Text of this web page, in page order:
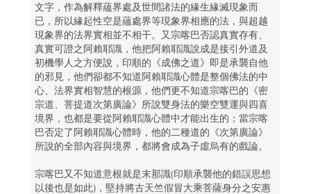
文字，作為解釋蘊界處及世間諸法的緣生緣滅現象而
已，所以緣起性空是蘊處界等現象界相應的法，與超越
現象界的法界實相並不相干。又宗喀巴否認真實存有、
真實可證之阿賴耶識，他把阿賴耶識說成是接引外道及
初機學人之方便說，印順的《成佛之道》即是承襲自他
的邪見，他們卻都不知道阿賴耶識心體是整個佛法的中
心、法界實相智慧的根源，他們更不知道宗喀巴的《密
宗道、菩提道次第廣論》所說雙身法的樂空雙運與四喜
境界，也都是要從阿賴耶識心體中才能出生的；當宗喀
巴否定了阿賴耶識心體時，他的二種道的《次第廣論》
所說的全部內容與境界，都將會成為子虛烏有的戲論。
宗喀巴又不知道意根就是末那識(印順承襲他的錯誤思想
以後也是如此)，堅持將古天竺假冒大乘菩薩身分之安惠